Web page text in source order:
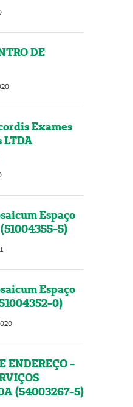
DE
Exames
LTDA
Espaço
5)
Espaço
0)
ENDEREÇO -
(54003267-5)